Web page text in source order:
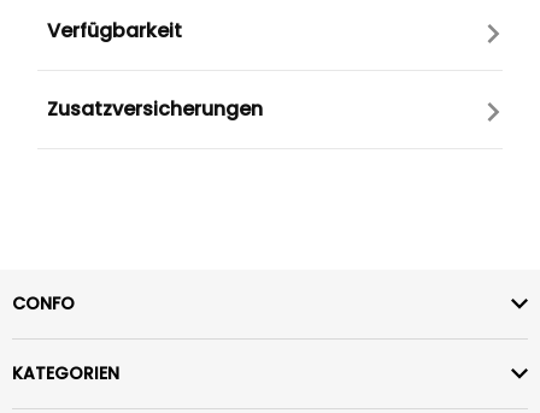
Verfügbarkeit
Zusatzversicherungen
CONFO
KATEGORIEN